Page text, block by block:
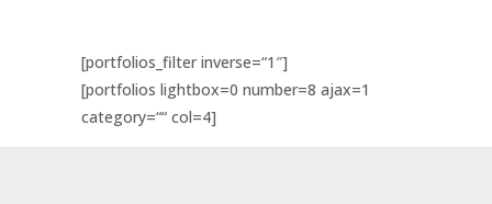
[portfolios_filter inverse=“1″]
[portfolios lightbox=0 number=8 ajax=1
category=““ col=4]